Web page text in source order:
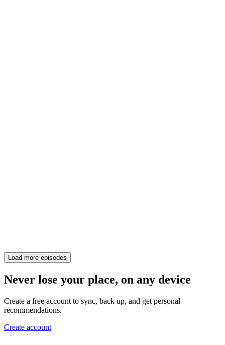
Load more episodes
Never lose your place, on any device
Create a free account to sync, back up, and get personal
recommendations.
Create account